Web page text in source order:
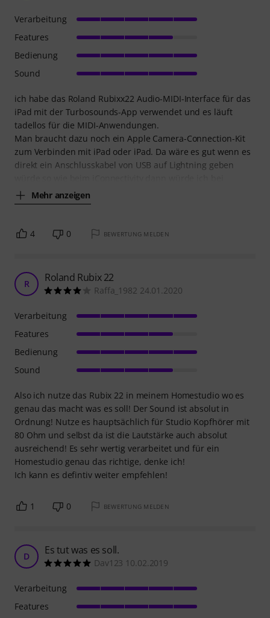
ich habe das Roland Rubixx22 Audio-MIDI-Interface für das
iPad mit der Turbosounds-App verwendet und es läuft
tadellos für die MIDI-Anwendungen.
Man braucht dazu noch ein Apple Camera-Connection-Kit
zum Verbinden mit iPad oder iPad. Da wäre es gut wenn es
direkt ein Anschlusskabel von USB auf Lightning geben
Mehr anzeigen
Verarbeitung
Features
Bedienung
Sound
4 0 BEWERTUNG MELDEN
R Roland Rubix 22
Raffa_1982 24.01.2020
Also ich nutze das Rubix 22 in meinem Homestudio wo es
genau das macht was es soll! Der Sound ist absolut in
Ordnung! Nutze es hauptsächlich für Studio Kopfhörer mit
80 Ohm und selbst da ist die Lautstärke auch absolut
ausreichend! Es sehr wertig verarbeitet und für ein
Homestudio genau das richtige, denke ich!
Ich kann es defintiv weiter empfehlen!
Verarbeitung
Features
Bedienung
Sound
1 0 BEWERTUNG MELDEN
D Es tut was es soll.
Dav123 10.02.2019
Verarbeitung
Features